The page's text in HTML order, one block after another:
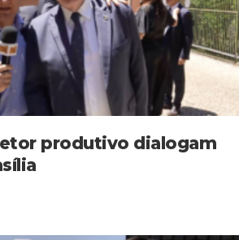
produtivo dialogam